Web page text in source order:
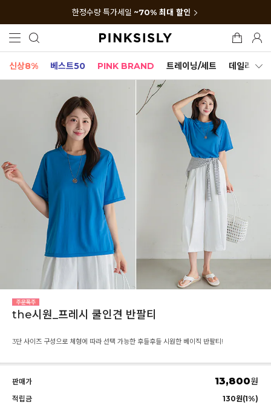
한정수량 특가세일 ~70% 최대 할인
신상8% 베스트50 PINK BRAND 트레이닝/세트 데일리세트
the시원_프레시 쿨인견 반팔티
3단 사이즈 구성으로 체형에 따라 선택 가능한 후들후들 시원한 베이직 반팔티!
판매가 13,800원
적립금
130원(1%)